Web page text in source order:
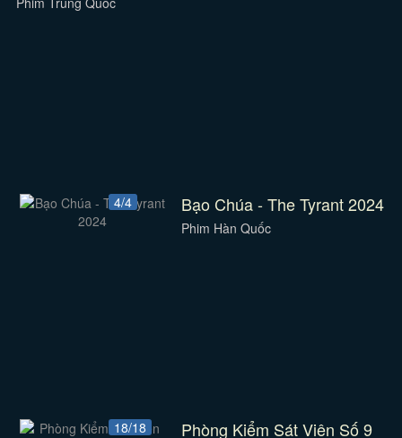
4/4 Bạo Chúa - The Tyrant 2024
Phim Hàn Quốc
18/18 Phòng Kiểm Sát Viên Số 9